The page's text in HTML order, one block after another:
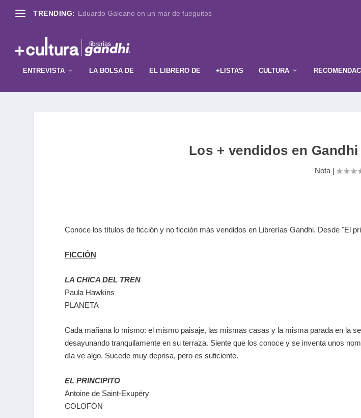
TRENDING: Eduardo Galeano en un mar de fueguitos
ENTREVISTA LA BOLSA DE EL LIBRERO DE +LISTAS CULTURA
Los + vendidos en
Nota|
Conoce los títulos de ficción y no ficción más vendidos en Librerías Gandhi. Desde "El
FICCIÓN
LA CHICA DEL TREN
Paula Hawkins
PLANETA
Cada mañana lo mismo: el mismo paisaje, las mismas casas y la misma parada en la
desayunando tranquilamente en su terraza. Siente que los conoce y se inventa unos
día ve algo. Sucede muy deprisa, pero es suficiente.
EL PRINCIPITO
Antoine de Saint-Exupéry
COLOFÓN